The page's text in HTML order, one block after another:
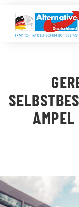
Inhalt
springen
LANDESGRUPPEN
STELLENPORTAL